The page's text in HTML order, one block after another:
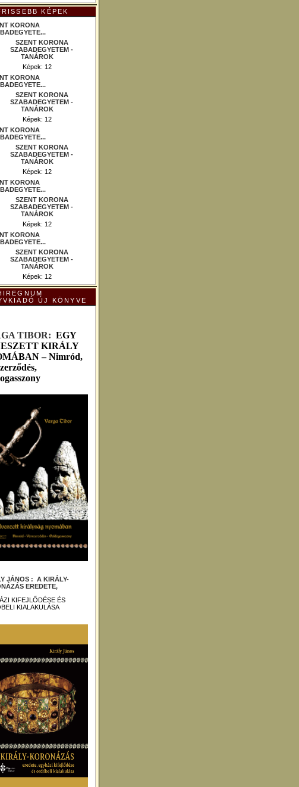
KÉPEK
KORONA
Képek: 12
KORONA
Képek: 12
KORONA
Képek: 12
KORONA
Képek: 12
KORONA
Képek: 12
ÚJ KÖNYVE
TIBOR: EGY
KIRÁLY
– Nimród,
JÁNOS : A KIRÁLY-
EREDETE,
KIFEJLŐDÉSE ÉS
KIALAKULÁSA